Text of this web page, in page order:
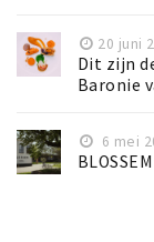
20 juni
Dit zijn
Baronie
6 mei